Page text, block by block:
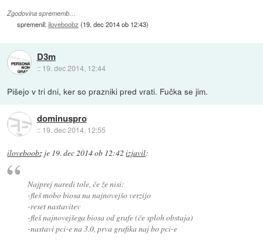
Zgodovina sprememb…
spremenil:iloveboobz (19. dec 2014 ob 12:43)
D3m
:: 19. dec 2014, 12:44
Pišejo v tri dni, ker so prazniki pred vrati. Fučka se jim.
dominuspro
:: 19. dec 2014, 12:55
iloveboobz je 19. dec 2014 ob 12:42 izjavil:
Najprej naredi tole, če že nisi:
-fleš mobo biosa na najnovejšo verzijo
-reset nastavitev
-fleš najnovejšega biosa od grafe (če sploh obstaja)
-nastavi pci-e na 3.0, prva grafika naj bo pci-e